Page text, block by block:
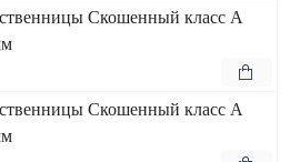
Скошенный класс А
Скошенный класс А